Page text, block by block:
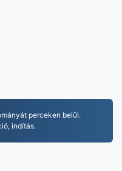
perceken belül.
indítás.